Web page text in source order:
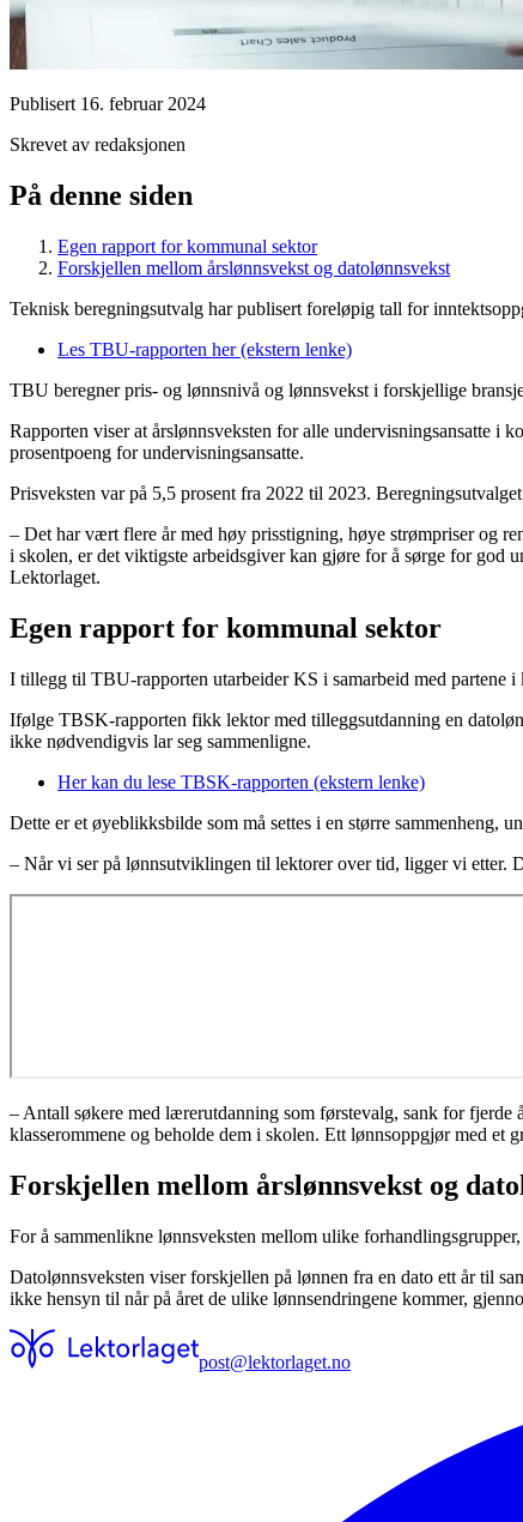
Publisert 16. februar 2024
Skrevet av redaksjonen
På denne siden
Egen rapport for kommunal sektor
Forskjellen mellom årslønnsvekst og datolønnsvekst
Teknisk beregningsutvalg har publisert foreløpig tall for
Les TBU-rapporten her (ekstern lenke)
TBU beregner pris- og lønnsnivå og lønnsvekst i forskjellige
Rapporten viser at årslønnsveksten for alle undervisningsansatte i
prosentpoeng for undervisningsansatte.
Prisveksten var på 5,5 prosent fra 2022 til 2023.
– Det har vært flere år med høy prisstigning, høye strømpriser og
i skolen, er det viktigste arbeidsgiver kan gjøre for å sørge for god
Lektorlaget.
Egen rapport for kommunal sektor
I tillegg til TBU-rapporten utarbeider KS i samarbeid med partene
Ifølge TBSK-rapporten fikk lektor med tilleggsutdanning en
ikke nødvendigvis lar seg sammenligne.
Her kan du lese TBSK-rapporten (ekstern lenke)
Dette er et øyeblikksbilde som må settes i en større sammenheng,
– Når vi ser på lønnsutviklingen til lektorer over tid, ligger vi etter.
– Antall søkere med lærerutdanning som førstevalg, sank for
klasserommene og beholde dem i skolen. Ett lønnsoppgjør med et
Forskjellen mellom årslønnsvekst og
For å sammenlikne lønnsveksten mellom ulike
Datolønnsveksten viser forskjellen på lønnen fra en dato ett år til
ikke hensyn til når på året de ulike lønnsendringene kommer,
post@lektorlaget.no